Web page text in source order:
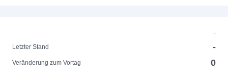
-
Letzter Stand
-
Veränderung zum Vortag 0